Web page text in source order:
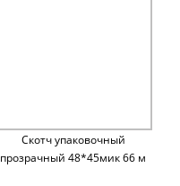
Скотч упаковочный
прозрачный 48*45мик 66 м